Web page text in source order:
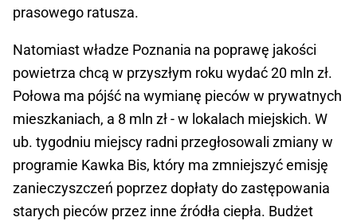
prasowego ratusza.
Natomiast władze Poznania na poprawę jakości
powietrza chcą w przyszłym roku wydać 20 mln zł.
Połowa ma pójść na wymianę pieców w prywatnych
mieszkaniach, a 8 mln zł - w lokalach miejskich. W
ub. tygodniu miejscy radni przegłosowali zmiany w
programie Kawka Bis, który ma zmniejszyć emisję
zanieczyszczeń poprzez dopłaty do zastępowania
starych pieców przez inne źródła ciepła. Budżet